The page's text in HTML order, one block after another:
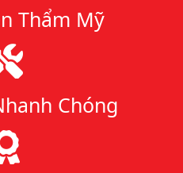
Thẩm Mỹ
Chóng